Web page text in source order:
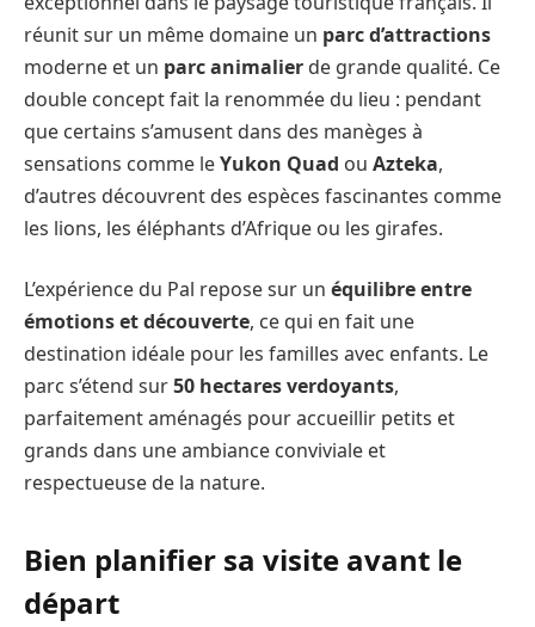
réunit sur un même domaine un parc d’attractions
moderne et un parc animalier de grande qualité. Ce
double concept fait la renommée du lieu : pendant
que certains s’amusent dans des manèges à
sensations comme leYukon Quad ou Azteka,
d’autres découvrent des espèces fascinantes comme
les lions, les éléphants d’Afrique ou les girafes.
L’expérience du Pal repose sur un équilibre entre
émotions et découverte, ce qui en fait une
destination idéale pour les familles avec enfants. Le
parc s’étend sur50 hectares verdoyants,
parfaitement aménagés pour accueillir petits et
grands dans une ambiance conviviale et
respectueuse de la nature.
Bien planifier sa visite avant le
départ